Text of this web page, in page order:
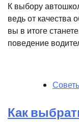
К выбору
ведь от качества
вы в итоге
поведение
Как